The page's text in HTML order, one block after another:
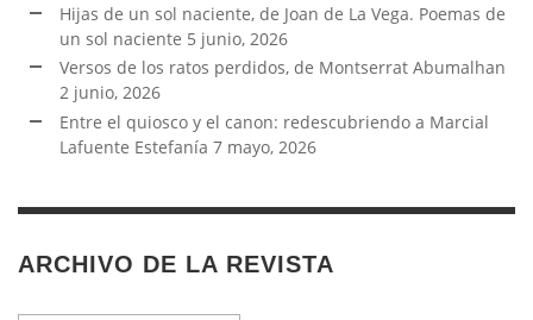
Hijas de un sol naciente, de Joan de La Vega. Poemas de
un sol naciente 5 junio, 2026
Versos de los ratos perdidos, de Montserrat Abumalhan
2 junio, 2026
Entre el quiosco y el canon: redescubriendo a Marcial
Lafuente Estefanía 7 mayo, 2026
ARCHIVO DE LA REVISTA